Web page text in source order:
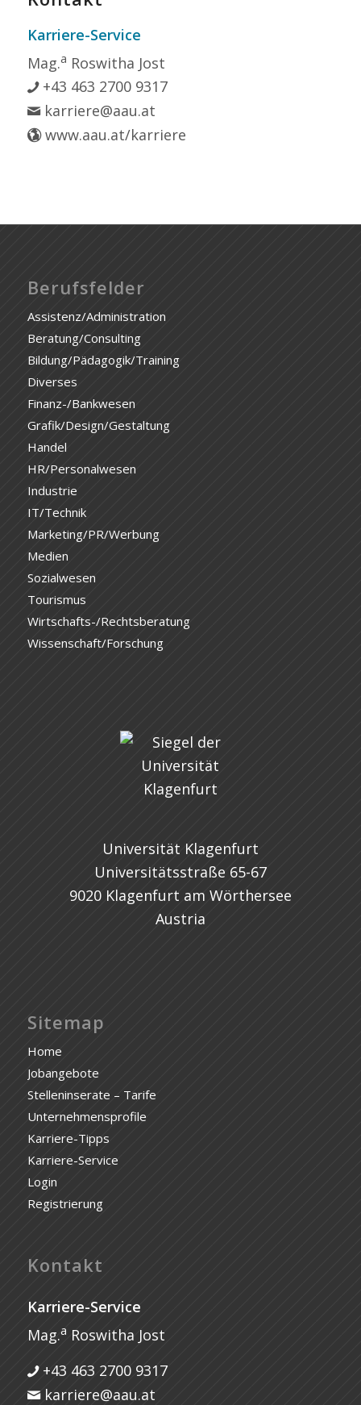
Karriere-Service
Mag.a Roswitha Jost
+43 463 2700 9317
karriere@aau.at
www.aau.at/karriere
Berufsfelder
Assistenz/Administration
Beratung/Consulting
Bildung/Pädagogik/Training
Diverses
Finanz-/Bankwesen
Grafik/Design/Gestaltung
Handel
HR/Personalwesen
Industrie
IT/Technik
Marketing/PR/Werbung
Medien
Sozialwesen
Tourismus
Wirtschafts-/Rechtsberatung
Wissenschaft/Forschung
Universität Klagenfurt
Universitätsstraße 65-67
9020 Klagenfurt am Wörthersee
Austria
Sitemap
Home
Jobangebote
Stelleninserate – Tarife
Unternehmensprofile
Karriere-Tipps
Karriere-Service
Login
Registrierung
Kontakt
Karriere-Service
Mag.a Roswitha Jost
+43 463 2700 9317
karriere@aau.at